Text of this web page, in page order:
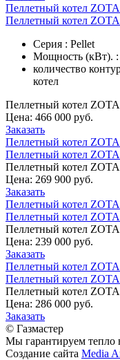
Пеллетный котел ZOTA
Пеллетный котел ZOTA
Серия : Pellet
Мощность (кВт). :
количество
котел
Пеллетный котел ZOTA
Цена: 466 000 руб.
Заказать
Пеллетный котел ZOTA
Пеллетный котел ZOTA
Пеллетный котел ZOTA
Цена: 269 900 руб.
Заказать
Пеллетный котел ZOTA
Пеллетный котел ZOTA
Пеллетный котел ZOTA
Цена: 239 000 руб.
Заказать
Пеллетный котел ZOTA
Пеллетный котел ZOTA
Пеллетный котел ZOTA
Цена: 286 000 руб.
Заказать
© Газмастер
Мы гарантируем тепло
Создание сайта Media